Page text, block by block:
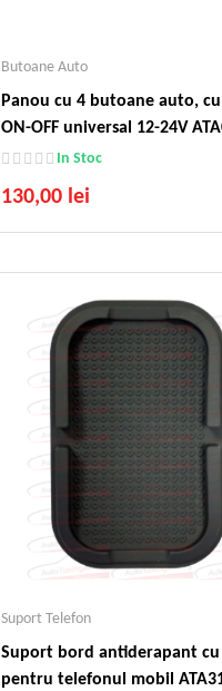
Butoane Auto
Panou cu 4 butoane auto, cu
ON-OFF universal 12-24V
In Stoc
130,00 lei
Suport Telefon
Suport bord antiderapant
pentru telefonul mobil